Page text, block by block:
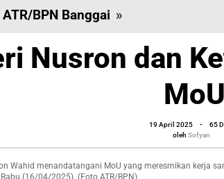
ATR/BPN Banggai »
Nusron
dan
Ketua
Teken
MoU
Nusron dan
MoU
19 April 2025
oleh
Sofyan
-
65
oleh Sofyan
Wahid menandatangani MoU yang meresmikan kerja
(16/04/2025). (Foto ATR/BPN)